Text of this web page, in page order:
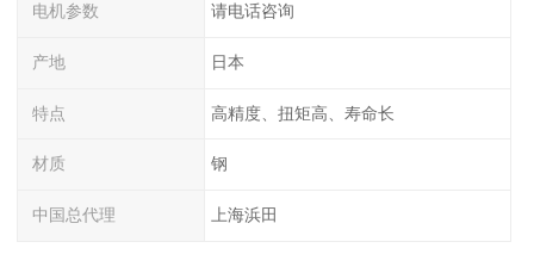
电机参数 请电话咨询
产地 日本
特点 高精度、扭矩高、寿命长
材质 钢
中国总代理 上海浜田